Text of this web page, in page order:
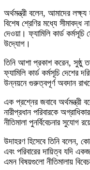
অর্থমন্ত্রী বলেন, আমাদের
বিশেষ শ্রেণির মধ্যে সীমাবদ্ধ
দেওয়া। ফ্যামিলি কার্ড
উদ্যোগ।
তিনি আশা প্রকাশ করেন, সুষ্ঠু
ফ্যামিলি কার্ড কর্মসূচি দেশের
উন্নয়নে গুরুত্বপূর্ণ অবদান
এক প্রশ্নের জবাবে অর্থমন্ত্রী
নারীপ্রধান পরিবারকে
নীতিমালা পুনর্বিবেচনার সুযোগ
উদাহরণ হিসেবে তিনি বলেন,
এবং পরিবারের দায়িত্ব যদি
এমন বিষয়গুলো নীতিমালায়